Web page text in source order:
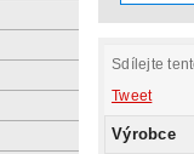
Sdílejte
Tweet
Výrobce